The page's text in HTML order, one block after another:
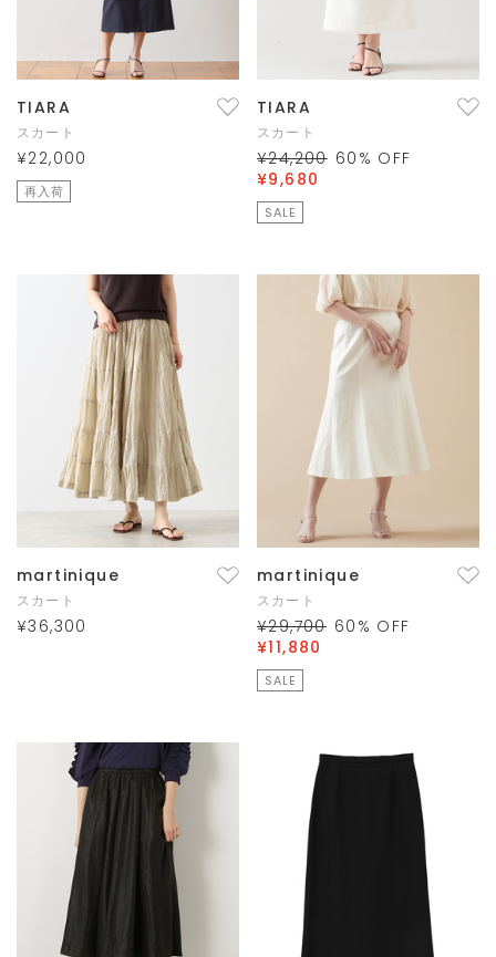
TIARA
スカート
¥22,000
再入荷
TIARA
スカート
¥24,200 60 % OFF
¥9,680
SALE
martinique
スカート
¥36,300
martinique
スカート
¥29,700 60 % OFF
¥11,880
SALE